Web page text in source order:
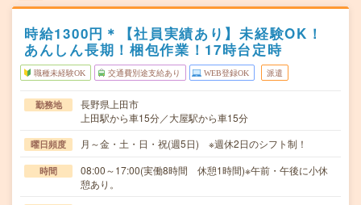
時給1300円＊【社員実績あり】未経験OK！
あんしん長期！梱包作業！17時台定時
職種未経験OK 交通費別途支給あり WEB登録OK 派遣
勤務地
長野県上田市
上田駅から車15分／大屋駅から車15分
曜日頻度 月～金・土・日・祝(週5日) ※週休2日のシフト制！
時間
08:00～17:00(実働8時間 休憩1時間)※午前・午後に小休
憩あり。